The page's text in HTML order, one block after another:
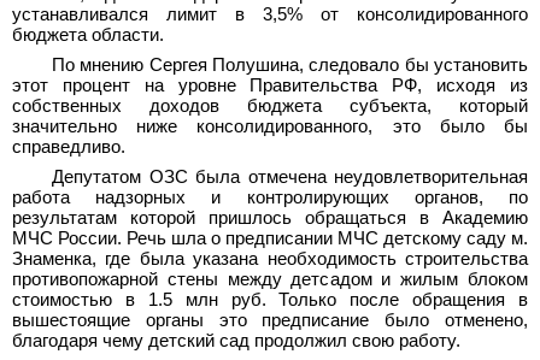
устанавливался лимит в 3,5% от консолидированного
бюджета области.
По мнению Сергея Полушина, следовало бы установить
этот процент на уровне Правительства РФ, исходя из
собственных доходов бюджета субъекта, который
значительно ниже консолидированного, это было бы
справедливо.
Депутатом ОЗС была отмечена неудовлетворительная
работа надзорных и контролирующих органов, по
результатам которой пришлось обращаться в Академию
МЧС России. Речь шла о предписании МЧС детскому саду м.
Знаменка, где была указана необходимость строительства
противопожарной стены между детсадом и жилым блоком
стоимостью в 1.5 млн руб. Только после обращения в
вышестоящие органы это предписание было отменено,
благодаря чему детский сад продолжил свою работу.